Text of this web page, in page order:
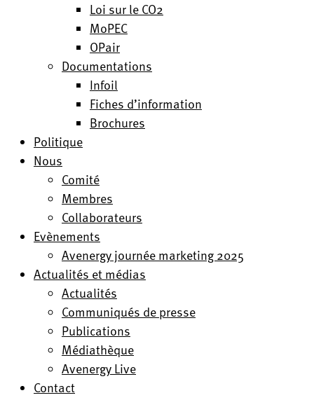
Loi sur le CO2
MoPEC
OPair
Documentations
Infoil
Fiches d’information
Brochures
Politique
Nous
Comité
Membres
Collaborateurs
Evènements
Avenergy journée marketing 2025
Actualités et médias
Actualités
Communiqués de presse
Publications
Médiathèque
Avenergy Live
Contact